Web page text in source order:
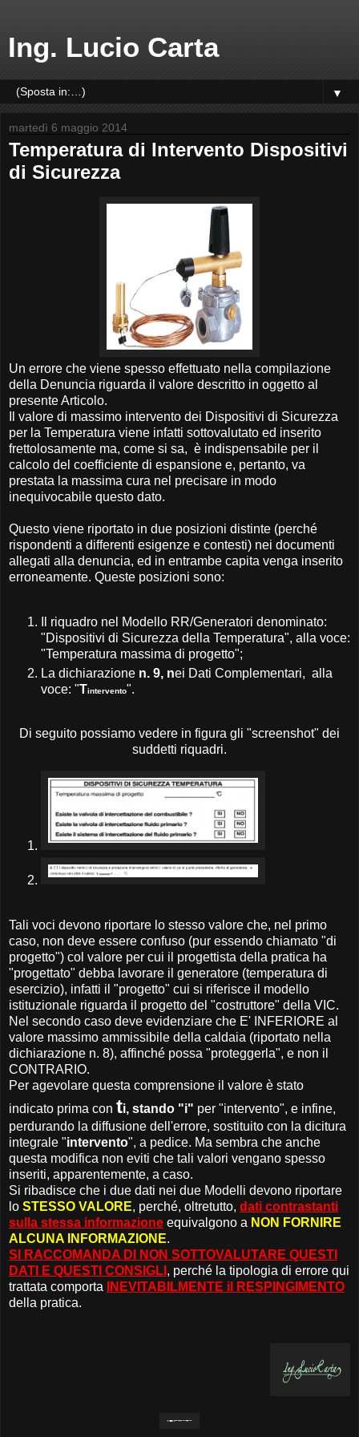
Ing. Lucio Carta
▼
martedì 6 maggio 2014
Temperatura di Intervento Dispositivi
di Sicurezza
Un errore che viene spesso effettuato nella compilazione
della Denuncia riguarda il valore descritto in oggetto al
presente Articolo.
Il valore di massimo intervento dei Dispositivi di Sicurezza
per la Temperatura viene infatti sottovalutato ed inserito
frettolosamente ma, come si sa, è indispensabile per il
calcolo del coefficiente di espansione e, pertanto, va
prestata la massima cura nel precisare in modo
inequivocabile questo dato.
Questo viene riportato in due posizioni distinte (perché
rispondenti a differenti esigenze e contesti) nei documenti
allegati alla denuncia, ed in entrambe capita venga inserito
erroneamente. Queste posizioni sono:
Il riquadro nel Modello RR/Generatori denominato:
"Dispositivi di Sicurezza della Temperatura", alla voce:
"Temperatura massima di progetto";
La dichiarazione n. 9, nei Dati Complementari, alla
voce: "Tintervento".
Di seguito possiamo vedere in figura gli "screenshot" dei
suddetti riquadri.
Tali voci devono riportare lo stesso valore che, nel primo
caso, non deve essere confuso (pur essendo chiamato "di
progetto") col valore per cui il progettista della pratica ha
"progettato" debba lavorare il generatore (temperatura di
esercizio), infatti il "progetto" cui si riferisce il modello
istituzionale riguarda il progetto del "costruttore" della VIC.
Nel secondo caso deve evidenziare che E' INFERIORE al
valore massimo ammissibile della caldaia (riportato nella
dichiarazione n. 8), affinché possa "proteggerla", e non il
CONTRARIO.
Per agevolare questa comprensione il valore è stato
indicato prima con ti, stando "i" per "intervento", e infine,
perdurando la diffusione dell'errore, sostituito con la dicitura
integrale "intervento", a pedice. Ma sembra che anche
questa modifica non eviti che tali valori vengano spesso
inseriti, apparentemente, a caso.
Si ribadisce che i due dati nei due Modelli devono riportare
lo STESSO VALORE, perché, oltretutto, dati contrastanti
sulla stessa informazione equivalgono a NON FORNIRE
ALCUNA INFORMAZIONE.
SI RACCOMANDA DI NON SOTTOVALUTARE QUESTI
DATI E QUESTI CONSIGLI , perché la tipologia di errore qui
trattata comporta
INEVITABILMENTE il RESPINGIMENTO
della pratica.